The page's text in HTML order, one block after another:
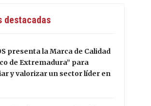
destacadas
presenta la Marca de Calidad
de Extremadura” para
y valorizar un sector líder en